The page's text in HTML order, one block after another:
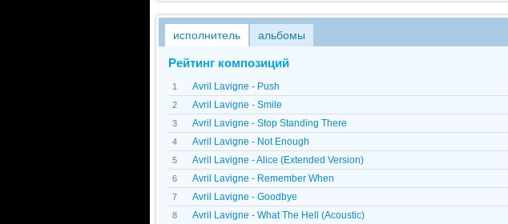
исполнитель альбомы
Рейтинг композиций
1 Avril Lavigne - Push
2
Avril Lavigne - Smile
3
Avril Lavigne - Stop Standing There
4
Avril Lavigne - Not Enough
5
Avril Lavigne - Alice (Extended Version)
6
Avril Lavigne - Remember When
7
Avril Lavigne - Goodbye
8
Avril Lavigne - What The Hell (Acoustic)